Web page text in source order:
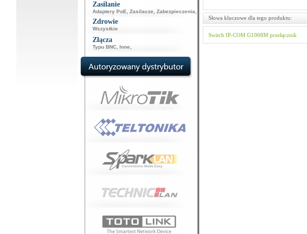
Zasilanie
Adaptery PoE Zasilacze Zabezpieczenia
Zdrowie
Wszystkie
Złącza
Typu BNC, Inne
Słowa kluczowe dla tego produktu:
Switch IP-COM G1008M przełącznik